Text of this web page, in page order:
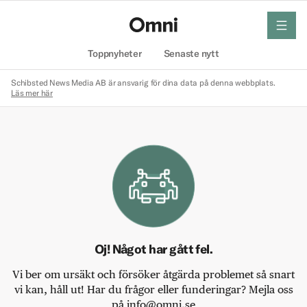
Toppnyheter Senaste nytt
meny
Schibsted News Media AB är ansvarig för dina data på denna webbplats.
Läs mer här
Oj! Något har gått fel.
Vi ber om ursäkt och försöker åtgärda problemet så snart
vi kan, håll ut! Har du frågor eller funderingar? Mejla oss